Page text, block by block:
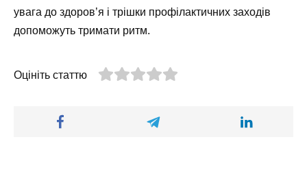
увага до здоров’я і трішки профілактичних заходів
допоможуть тримати ритм.
Оцініть статтю